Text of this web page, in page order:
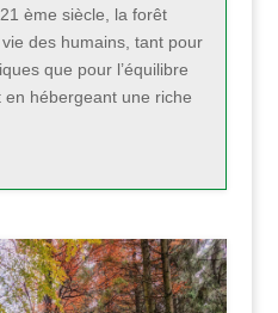
ème siècle, la forêt
des humains, tant pour
que pour l’équilibre
en hébergeant une riche